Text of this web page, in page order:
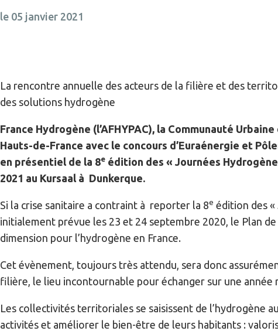
le 05 janvier 2021
La rencontre annuelle des acteurs de la filière et des
des solutions hydrogène
France Hydrogène (l’AFHYPAC), la Communauté
Hauts-de-France avec le concours d’Euraénergie et
en présentiel de la 8eédition des « Journées
2021 au Kursaal à Dunkerque.
Si la crise sanitaire a contraint à reporter la 8e édition des
initialement prévue les 23 et 24 septembre 2020, le Plan
dimension pour l’hydrogène en France.
Cet évènement, toujours très attendu, sera donc
filière, le lieu incontournable pour échanger sur une année
Les collectivités territoriales se saisissent de l’hydrogène
activités et améliorer le bien-être de leurs habitants :